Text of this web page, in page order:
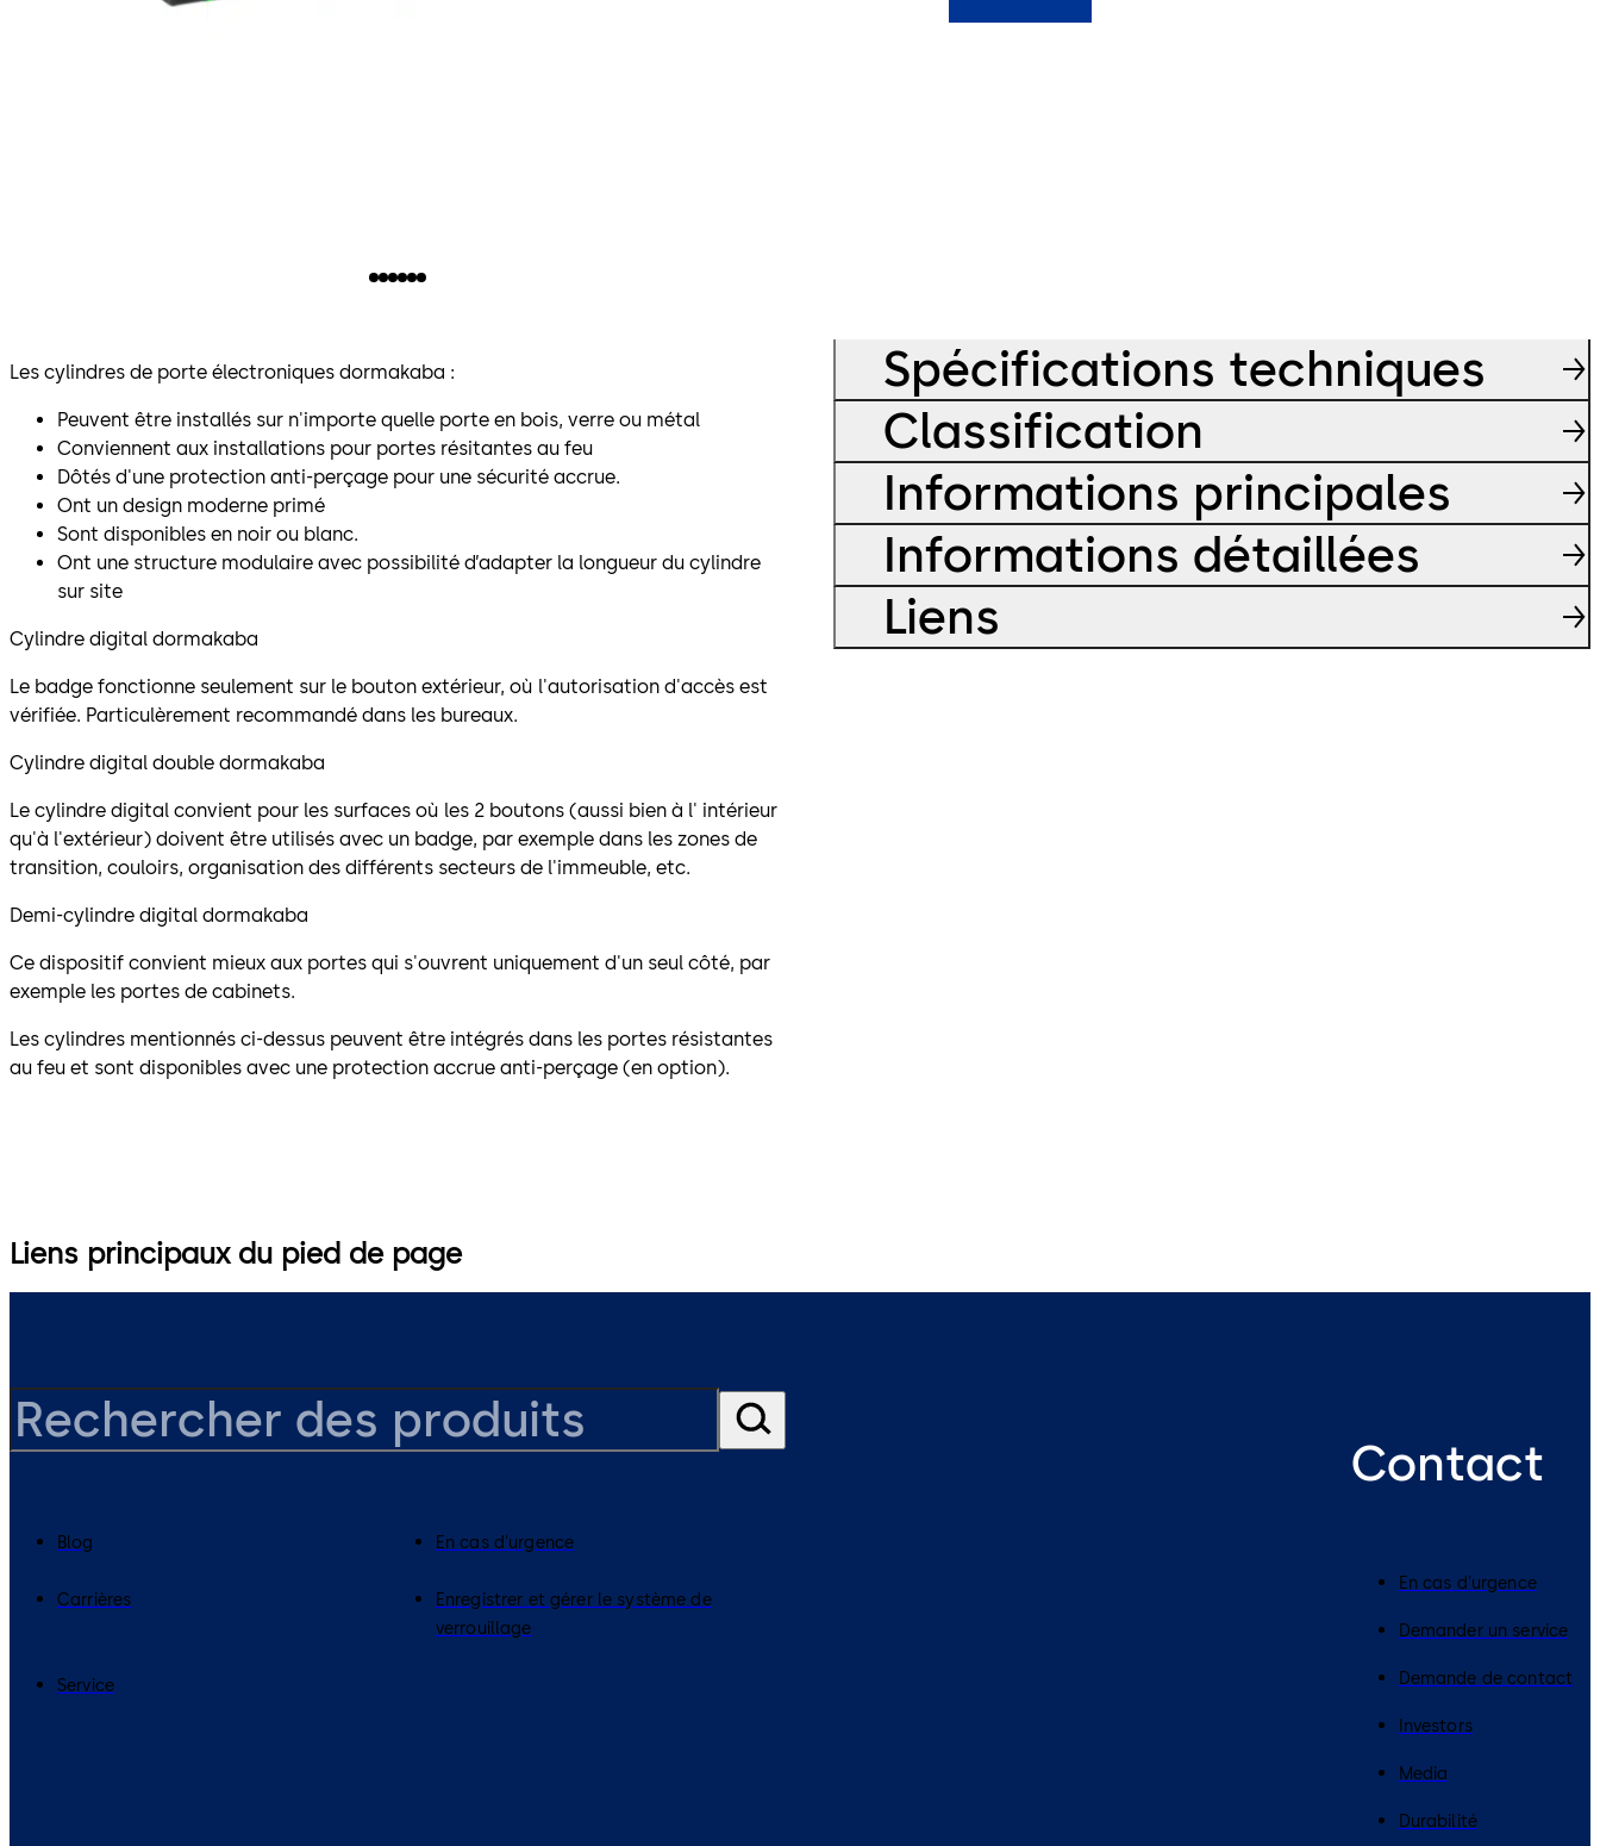
Les cylindres de porte électroniques dormakaba :
Peuvent être installés sur n'importe quelle porte en bois, verre ou métal
Conviennent aux installations pour portes résitantes au feu
Dôtés d'une protection anti-perçage pour une sécurité accrue.
Ont un design moderne primé
Sont disponibles en noir ou blanc.
Ont une structure modulaire avec possibilité d’adapter la longueur du cylindre
sur site
Cylindre digital dormakaba
Le badge fonctionne seulement sur le bouton extérieur, où l'autorisation d'accès est
vérifiée. Particulèrement recommandé dans les bureaux.
Cylindre digital double dormakaba
Le cylindre digital convient pour les surfaces où les 2 boutons (aussi bien à l' intérieur
qu'à l'extérieur) doivent être utilisés avec un badge, par exemple dans les zones de
transition, couloirs, organisation des différents secteurs de l'immeuble, etc.
Demi-cylindre digital dormakaba
Ce dispositif convient mieux aux portes qui s'ouvrent uniquement d'un seul côté, par
exemple les portes de cabinets.
Les cylindres mentionnés ci-dessus peuvent être intégrés dans les portes résistantes
au feu et sont disponibles avec une protection accrue anti-perçage (en option).
Spécifications techniques
Classification
Informations principales
Informations détaillées
Liens
Liens principaux du pied de page
Blog En cas d'urgence
Carrières
Enregistrer et gérer le système de
verrouillage
Service
Contact
En cas d'urgence
Demander un service
Demande de contact
Investors
Media
Durabilité